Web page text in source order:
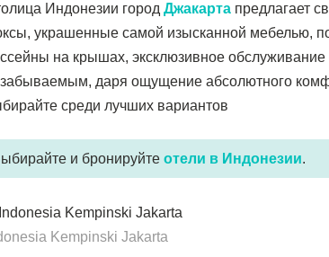
Индонезии город Джакартапредлагает
украшенные самой изысканной мебелью,
на крышах, эксклюзивное
даря ощущение абсолютного
среди лучших вариантов
и бронируйте отели в Индонезии.
Kempinski Jakarta